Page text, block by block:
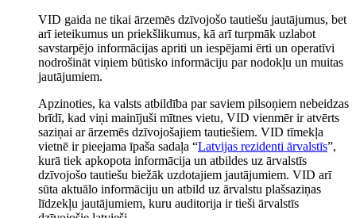
VID gaida ne tikai ārzemēs dzīvojošo tautiešu jautājumus, bet
arī ieteikumus un priekšlikumus, kā arī turpmāk uzlabot
savstarpējo informācijas apriti un iespējami ērti un operatīvi
nodrošināt viņiem būtisko informāciju par nodokļu un muitas
jautājumiem.
Apzinoties, ka valsts atbildība par saviem pilsoņiem nebeidzas
brīdī, kad viņi mainījuši mītnes vietu, VID vienmēr ir atvērts
saziņai ar ārzemēs dzīvojošajiem tautiešiem. VID tīmekļa
vietnē ir pieejama īpaša sadaļa “Latvijas rezidenti ārvalstīs”,
kurā tiek apkopota informācija un atbildes uz ārvalstīs
dzīvojošo tautiešu biežāk uzdotajiem jautājumiem. VID arī
sūta aktuālo informāciju un atbild uz ārvalstu plašsaziņas
līdzekļu jautājumiem, kuru auditorija ir tieši ārvalstīs